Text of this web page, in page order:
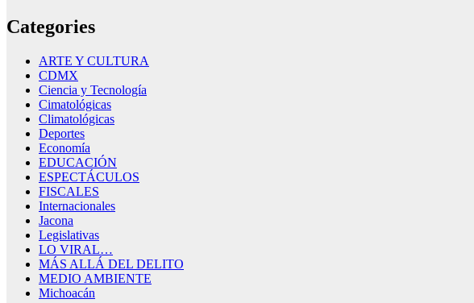
Categories
ARTE Y CULTURA
CDMX
Ciencia y Tecnología
Cimatológicas
Climatológicas
Deportes
Economía
EDUCACIÓN
ESPECTÁCULOS
FISCALES
Internacionales
Jacona
Legislativas
LO VIRAL…
MÁS ALLÁ DEL DELITO
MEDIO AMBIENTE
Michoacán